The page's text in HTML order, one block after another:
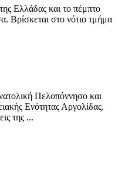
Ελλάδας και το πέμπτο
Βρίσκεται στο νότιο τμήμα
Πελοπόννησο και
Ενότητας Αργολίδας.
της ...